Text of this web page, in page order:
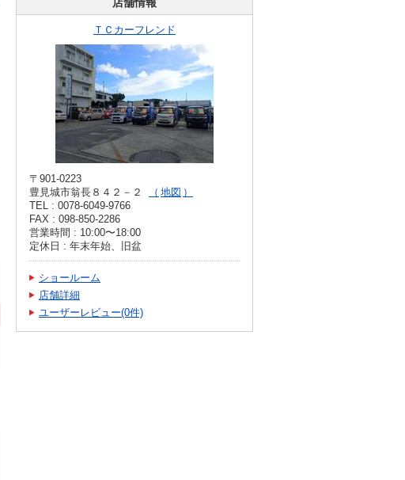
ＴＣカーフレンド
〒901-0223
豊見城市翁長８４２－２
地図
TEL : 0078-6049-9766
FAX : 098-850-2286
営業時間 : 10:00〜18:00
定休日 : 年末年始、旧盆
ショールーム
店舗詳細
ユーザーレビュー(0件)